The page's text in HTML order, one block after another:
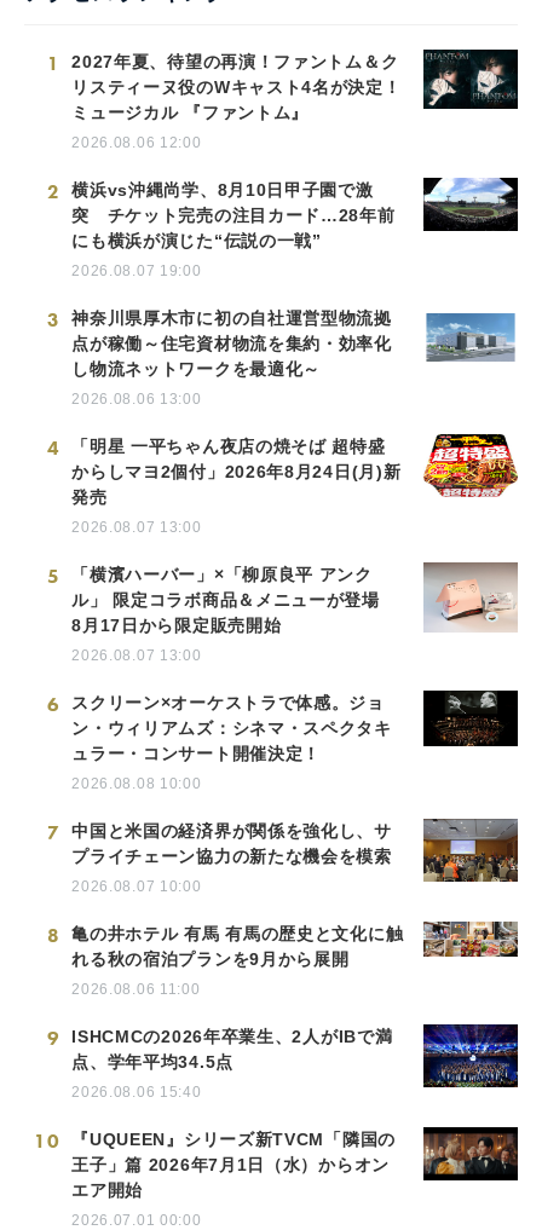
1
2027年夏、待望の再演！ファントム＆ク
リスティーヌ役のWキャスト4名が決定！
ミュージカル 『ファントム』
2026.08.06 12:00
2
横浜vs沖縄尚学、8月10日甲子園で激
突 チケット完売の注目カード…28年前
にも横浜が演じた“伝説の一戦”
2026.08.07 19:00
3
神奈川県厚木市に初の自社運営型物流拠
点が稼働～住宅資材物流を集約・効率化
し物流ネットワークを最適化～
2026.08.06 13:00
4
「明星 一平ちゃん夜店の焼そば 超特盛
からしマヨ2個付」2026年8月24日(月)新
発売
2026.08.07 13:00
5
「横濱ハーバー」×「柳原良平 アンク
ル」 限定コラボ商品＆メニューが登場
8月17日から限定販売開始
2026.08.07 13:00
6
スクリーン×オーケストラで体感。ジョ
ン・ウィリアムズ：シネマ・スペクタキ
ュラー・コンサート開催決定！
2026.08.08 10:00
7
中国と米国の経済界が関係を強化し、サ
プライチェーン協力の新たな機会を模索
2026.08.07 10:00
8
亀の井ホテル 有馬 有馬の歴史と文化に触
れる秋の宿泊プランを9月から展開
2026.08.06 11:00
9
ISHCMCの2026年卒業生、2人がIBで満
点、学年平均34.5点
2026.08.06 15:40
10
『UQUEEN』シリーズ新TVCM「隣国の
王子」篇 2026年7月1日（水）からオン
エア開始
2026.07.01 00:00